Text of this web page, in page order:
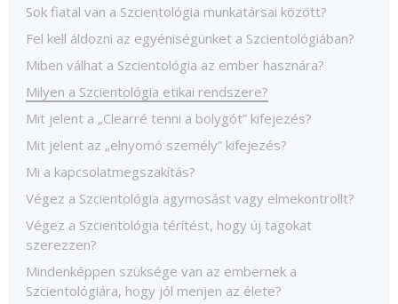
Sok fiatal van a Szcientológia munkatársai között?
Fel kell áldozni az egyéniségünket a Szcientológiában?
Miben válhat a Szcientológia az ember hasznára?
Milyen a Szcientológia etikai rendszere?
Mit jelent a „Clearré tenni a bolygót” kifejezés?
Mit jelent az „elnyomó személy” kifejezés?
Mi a kapcsolatmegszakítás?
Végez a Szcientológia agymosást vagy elmekontrollt?
Végez a Szcientológia térítést, hogy új tagokat
szerezzen?
Mindenképpen szüksége van az embernek a
Szcientológiára, hogy jól menjen az élete?